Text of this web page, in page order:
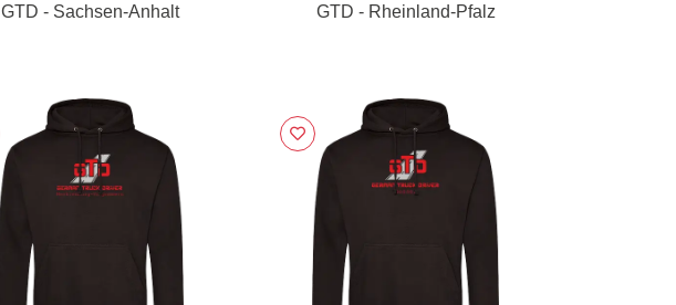
GTD - Sachsen-Anhalt GTD - Rheinland-Pfalz